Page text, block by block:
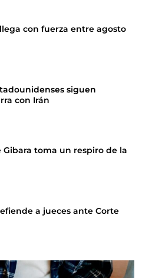
con fuerza entre agosto
siguen
con Irán
toma un respiro de la
a jueces ante Corte